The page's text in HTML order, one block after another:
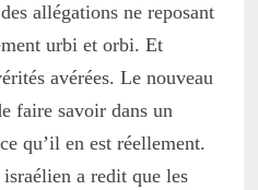
allégations ne reposant
urbi et orbi. Et
avérées. Le nouveau
faire savoir dans un
qu’il en est réellement.
a redit que les